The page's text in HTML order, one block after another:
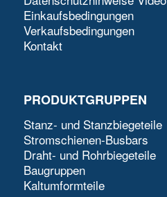
Einkaufsbedingungen
Verkaufsbedingungen
Kontakt
PRODUKTGRUPPEN
Stanz- und Stanzbiegeteile
Stromschienen-Busbars
Draht- und Rohrbiegeteile
Baugruppen
Kaltumformteile